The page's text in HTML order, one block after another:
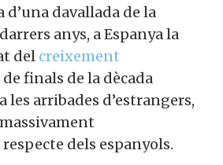
d’una davallada de la
anys, a Espanya la
del creixement
finals de la dècada
les arribades d’estrangers,
dels espanyols.